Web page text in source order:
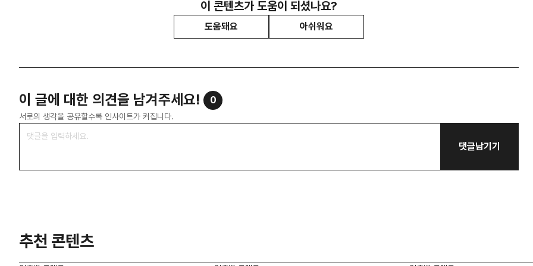
이 콘텐츠가 도움이 되셨나요?
도움돼요 아쉬워요
이 글에 대한 의견을 남겨주세요! 0
서로의 생각을 공유할수록 인사이트가 커집니다.
댓글남기기
추천 콘텐츠